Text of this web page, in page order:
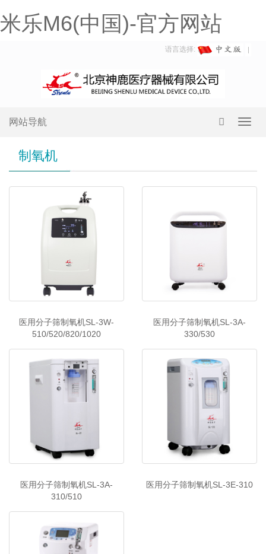
米乐M6(中国)-官方网站
语言选择:
网站导航
制氧机
医用分子筛制氧机SL-3W-
510/520/820/1020
医用分子筛制氧机SL-3A-
330/530
医用分子筛制氧机SL-3A-
310/510
医用分子筛制氧机SL-3E-310